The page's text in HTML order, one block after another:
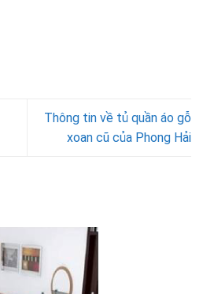
Thông tin về tủ quần áo gỗ
xoan cũ của Phong Hải